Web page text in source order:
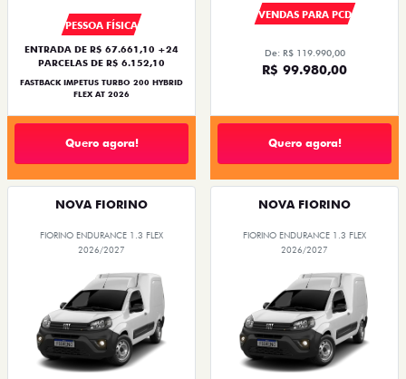
PESSOA FÍSICA
ENTRADA DE R$ 67.661,10 +24
PARCELAS DE R$ 6.152,10
FASTBACK IMPETUS TURBO 200 HYBRID
FLEX AT 2026
Quero agora!
VENDAS PARA PCD
De: R$ 119.990,00
R$ 99.980,00
Quero agora!
NOVA FIORINO
FIORINO ENDURANCE 1.3 FLEX
2026/2027
NOVA FIORINO
FIORINO ENDURANCE 1.3 FLEX
2026/2027